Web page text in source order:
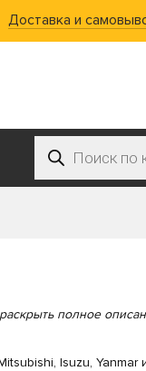
Доставка и
Поиск товаров
полное
Isuzu,